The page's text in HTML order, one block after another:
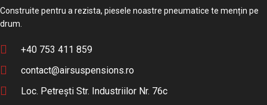
Construite pentru a rezista, piesele noastre pneumatice te mențin pe
drum.
+40 753 411 859
contact@airsuspensions.ro
Loc. Petrești Str. Industriilor Nr. 76c